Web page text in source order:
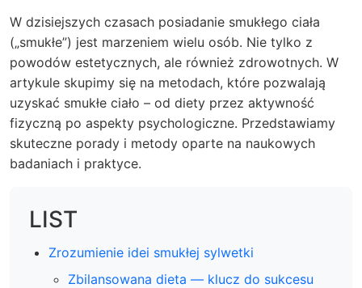
W dzisiejszych czasach posiadanie smukłego ciała
(„smukłe”) jest marzeniem wielu osób. Nie tylko z
powodów estetycznych, ale również zdrowotnych. W
artykule skupimy się na metodach, które pozwalają
uzyskać smukłe ciało – od diety przez aktywność
fizyczną po aspekty psychologiczne. Przedstawiamy
skuteczne porady i metody oparte na naukowych
badaniach i praktyce.
LIST
Zrozumienie idei smukłej sylwetki
Zbilansowana dieta — klucz do sukcesu